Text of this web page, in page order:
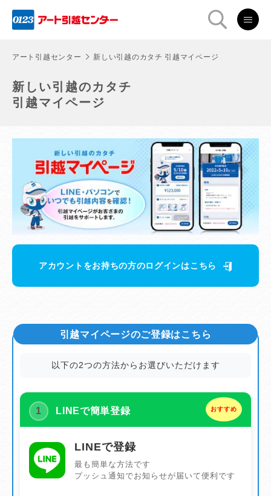
アート引越センター 新しい引越のカタチ 引越マイページ
新しい引越のカタチ
引越マイページ
アカウントをお持ちの方のログインはこちら
引越マイページのご登録はこちら
以下の2つの方法からお選びいただけます
おすすめ
1 LINEで簡単登録
LINEで登録
最も簡単な方法です
プッシュ通知でお知らせが届いて便利です